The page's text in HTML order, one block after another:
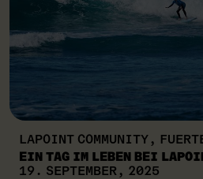
LAPOINT COMMUNITY,
EIN TAG IM LEBEN BEI
19. SEPTEMBER, 2025